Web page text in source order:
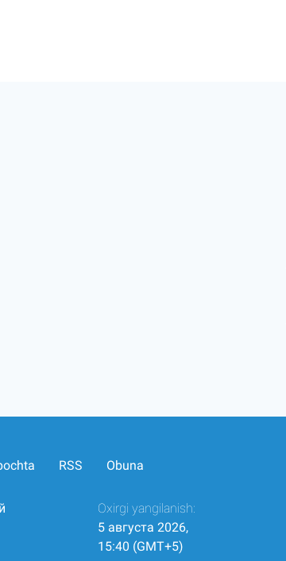
RSS Obuna
Oxirgi yangilanish:
5 августа 2026,
15:40 (GMT+5)